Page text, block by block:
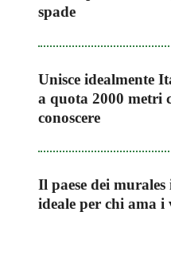
spade
Unisce idealmente
a quota 2000 metri
conoscere
Il paese dei
ideale per chi ama i